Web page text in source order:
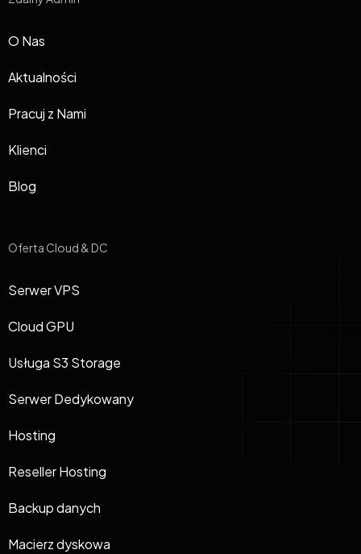
O Nas
Aktualności
Pracuj z Nami
Klienci
Blog
Oferta Cloud & DC
Serwer VPS
Cloud GPU
Usługa S3 Storage
Serwer Dedykowany
Hosting
Reseller Hosting
Backup danych
Macierz dyskowa